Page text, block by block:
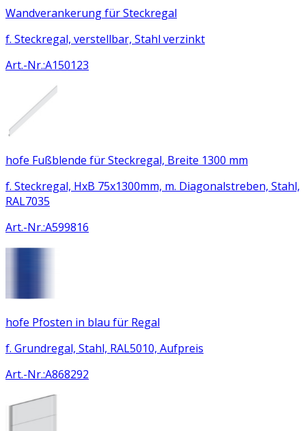
Wandverankerung für Steckregal
f. Steckregal, verstellbar, Stahl verzinkt
Art.-Nr.:A150123
hofe Fußblende für Steckregal, Breite 1300 mm
f. Steckregal, HxB 75x1300mm, m. Diagonalstreben, Stahl,
RAL7035
Art.-Nr.:A599816
hofe Pfosten in blau für Regal
f. Grundregal, Stahl, RAL5010, Aufpreis
Art.-Nr.:A868292